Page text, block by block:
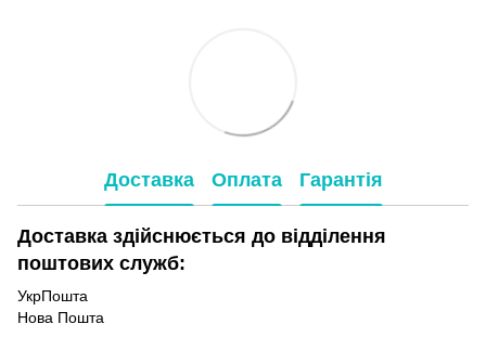
Доставка Оплата Гарантія
Доставка здійснюється до відділення
поштових служб:
УкрПошта
Нова Пошта